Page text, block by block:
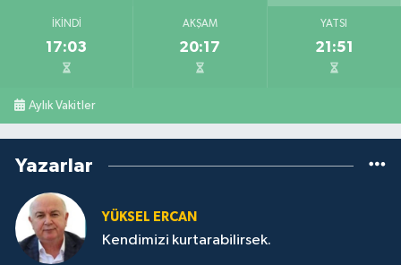
İKINDI
17:03
AKŞAM
20:17
YATSI
21:51
Aylık Vakitler
Yazarlar
YÜKSEL ERCAN
Kendimizi kurtarabilirsek.